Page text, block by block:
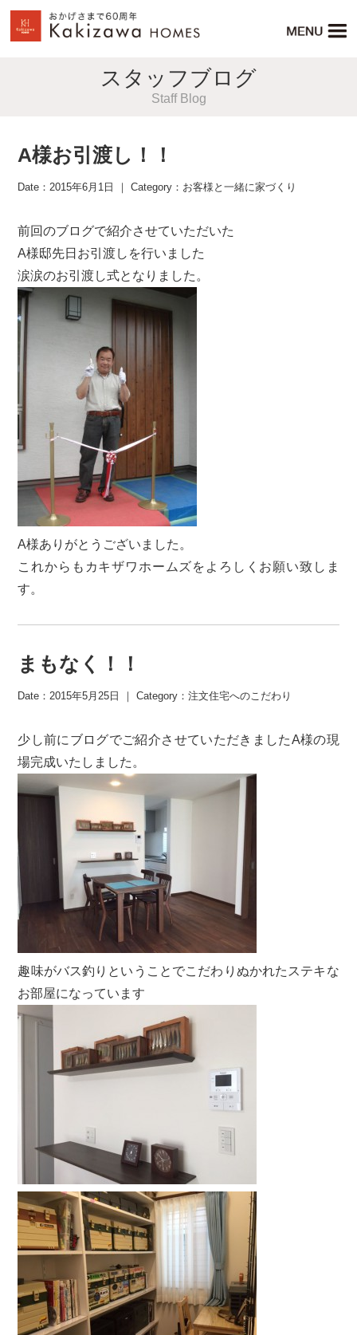
スタッフブログ
Staff Blog
A様お引渡し！！
Date：2015年6月1日 ｜ Category： お客様と一緒に家づくり
前回のブログで紹介させていただいた
A様邸先日お引渡しを行いました
涙涙のお引渡し式となりました。
A様ありがとうございました。
これからもカキザワホームズをよろしくお願い致しま
す。
まもなく！！
Date：2015年5月25日 ｜ Category：注文住宅へのこだわり
少し前にブログでご紹介させていただきましたA様の現
場完成いたしました。
趣味がバス釣りということでこだわりぬかれたステキな
お部屋になっています